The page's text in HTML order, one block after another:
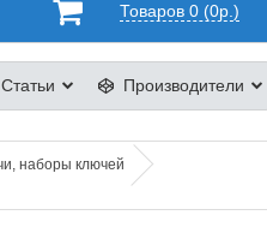
Товаров 0 (0р.)
Производители
Статьи
наборы ключей